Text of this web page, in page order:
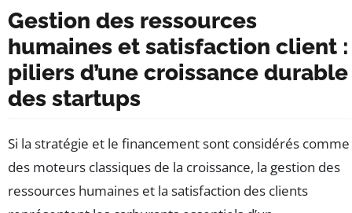
Gestion des ressources
humaines et satisfaction client :
piliers d’une croissance durable
des startups
Si la stratégie et le financement sont considérés comme
des moteurs classiques de la croissance, la gestion des
ressources humaines et la satisfaction des clients